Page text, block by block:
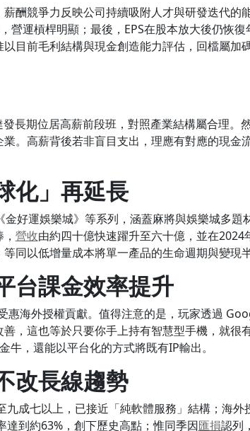
酬競爭力反映公司持續吸附人才與研發迭代的
營運槓桿明顯；最後，EPS在股本放大後仍恢
目前毛利結構與現金創造能力評估，回檔屬加
長期位居高薪前段班，對照產業結構屬合理。
。高薪背後若非盲目支出，理應有對應的現金
化」再延長
好運娛樂城》等系列，涵蓋麻將與娛樂城多題
營收由約四十億快速躍升至六十億，並在
同以低增量成本將單一產品的生命週期與變現
台課金效率提升
惠海外授權貢獻。值得注意的是，玩家透過
，這也等於只要你手上持有智慧型手機，就很
，還能以平台化的方式將既有IP輸出。
改長線趨勢
成七以上，已接近「純軟體服務」結構；海外
到約63%，創下歷史高點；惟同季因匯損認列